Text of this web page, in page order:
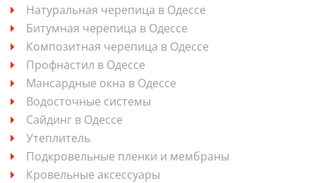
Натуральная черепица в Одессе
Битумная черепица в Одессе
Композитная черепица в Одессе
Профнастил в Одессе
Мансардные окна в Одессе
Водосточные системы
Сайдинг в Одессе
Утеплитель
Подкровельные пленки и мембраны
Кровельные аксессуары